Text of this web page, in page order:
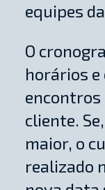
equipes
O
horários e
encontros
cliente.
maior, o
realizado